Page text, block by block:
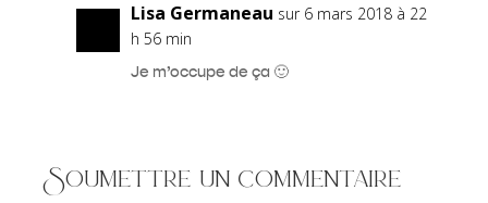
Lisa Germaneau sur 6 mars 2018 à 22
h 56 min
Je m’occupe de ça 🙂
Soumettre un commentaire